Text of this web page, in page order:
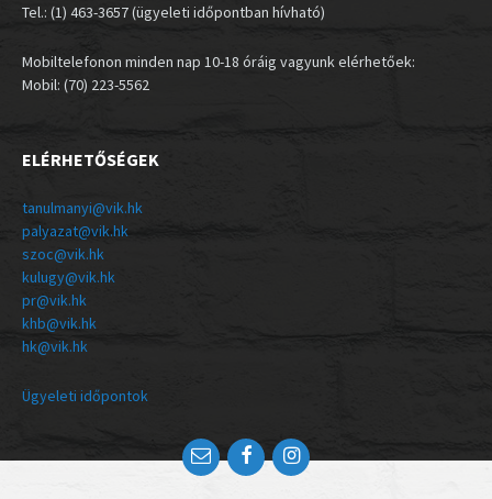
Tel.: (1) 463-3657 (ügyeleti időpontban hívható)
Mobiltelefonon minden nap 10-18 óráig vagyunk elérhetőek:
Mobil: (70) 223-5562
ELÉRHETŐSÉGEK
tanulmanyi@vik.hk
palyazat@vik.hk
szoc@vik.hk
kulugy@vik.hk
pr@vik.hk
khb@vik.hk
hk@vik.hk
Ügyeleti időpontok